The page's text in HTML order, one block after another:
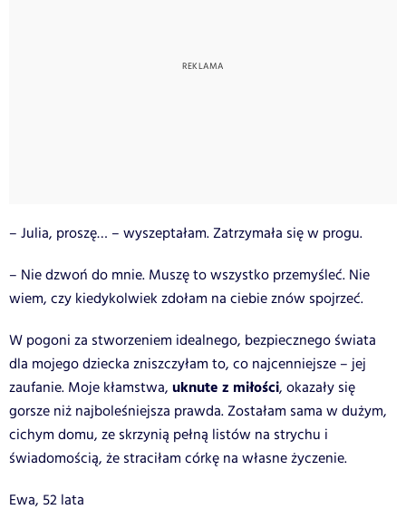
– Julia, proszę… – wyszeptałam. Zatrzymała się w progu.
– Nie dzwoń do mnie. Muszę to wszystko przemyśleć. Nie
wiem, czy kiedykolwiek zdołam na ciebie znów spojrzeć.
W pogoni za stworzeniem idealnego, bezpiecznego świata
dla mojego dziecka zniszczyłam to, co najcenniejsze – jej
zaufanie. Moje kłamstwa, uknute z miłości, okazały się
gorsze niż najboleśniejsza prawda. Zostałam sama w dużym,
cichym domu, ze skrzynią pełną listów na strychu i
świadomością, że straciłam córkę na własne życzenie.
Ewa, 52 lata